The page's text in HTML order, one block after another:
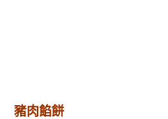
豬肉餡餅